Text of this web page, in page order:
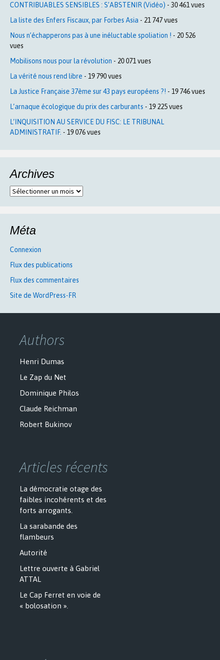
CONTRIBUABLES SENSIBLES : S’ABSTENIR (Vidéo) - 30 461 vues
La liste des Enfers Fiscaux, par Forbes Asia - 21 747 vues
Nous n’échapperons pas à une inéluctable spoliation ! - 20 526
vues
Mobilisons nous pour la révolution - 20 071 vues
La vérité nous rend libre - 19 790 vues
La Justice Française 37ème sur 43 pays européens ?! - 19 746 vues
L’arnaque écologique du prix des carburants - 19 225 vues
L’INQUISITION AU SERVICE DU FISC: LE TRIBUNAL
ADMINISTRATIF. - 19 076 vues
Archives
Archives
Méta
Connexion
Flux des publications
Flux des commentaires
Site de WordPress-FR
Authors
Henri Dumas
Le Zap du Net
Dominique Philos
Claude Reichman
Robert Bukinov
Articles récents
La démocratie otage des
faibles incohérents et des
forts arrogants.
La sarabande des
flambeurs
Autorité
Lettre ouverte à Gabriel
ATTAL
Le Cap Ferret en voie de
« bolosation ».